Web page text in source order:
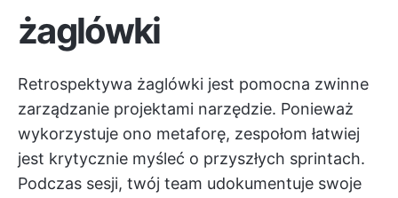
żaglówki
Retrospektywa żaglówki jest pomocna zwinne
zarządzanie projektami narzędzie. Ponieważ
wykorzystuje ono metaforę, zespołom łatwiej
jest krytycznie myśleć o przyszłych sprintach.
Podczas sesji, twój team udokumentuje swoje